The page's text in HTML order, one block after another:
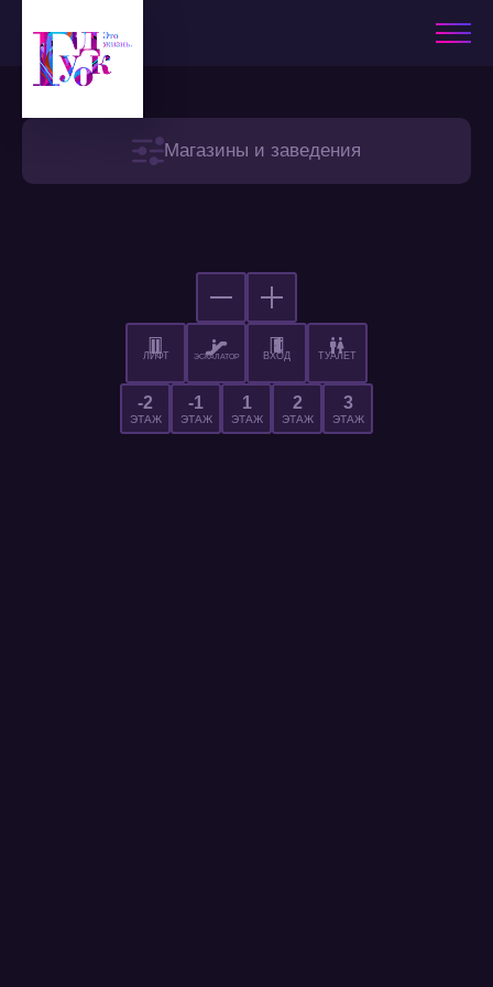
Магазины и заведения
-2
ЭТАЖ
-1
ЭТАЖ
1
ЭТАЖ
2
ЭТАЖ
3
ЭТАЖ
ЛИФТ ЭСКАЛАТОР ВХОД ТУАЛЕТ